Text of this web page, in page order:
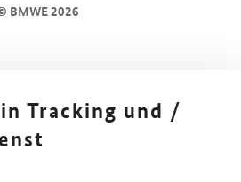
BMWE 2026
Tracking und /